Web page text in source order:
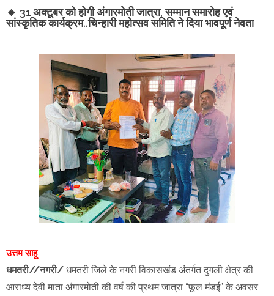
🔹 31 अक्टूबर को होगी अंगारमोती जात्रा, सम्मान समारोह एवं
सांस्कृतिक कार्यक्रम..चिन्हारी महोत्सव समिति ने दिया भावपूर्ण नेवता
उत्तम साहू
धमतरी//नगरी/ धमतरी जिले के नगरी विकासखंड अंतर्गत दुगली क्षेत्र की
आराध्य देवी माता अंगारमोती की वर्ष की प्रथम जात्रा “फूल मंडई” के अवसर